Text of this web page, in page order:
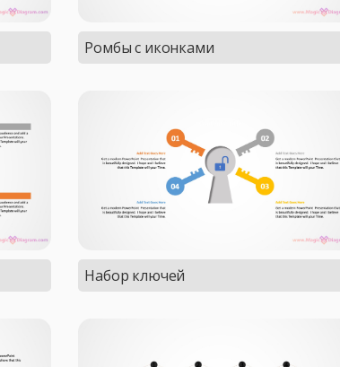
Ромбы с иконками
Набор ключей